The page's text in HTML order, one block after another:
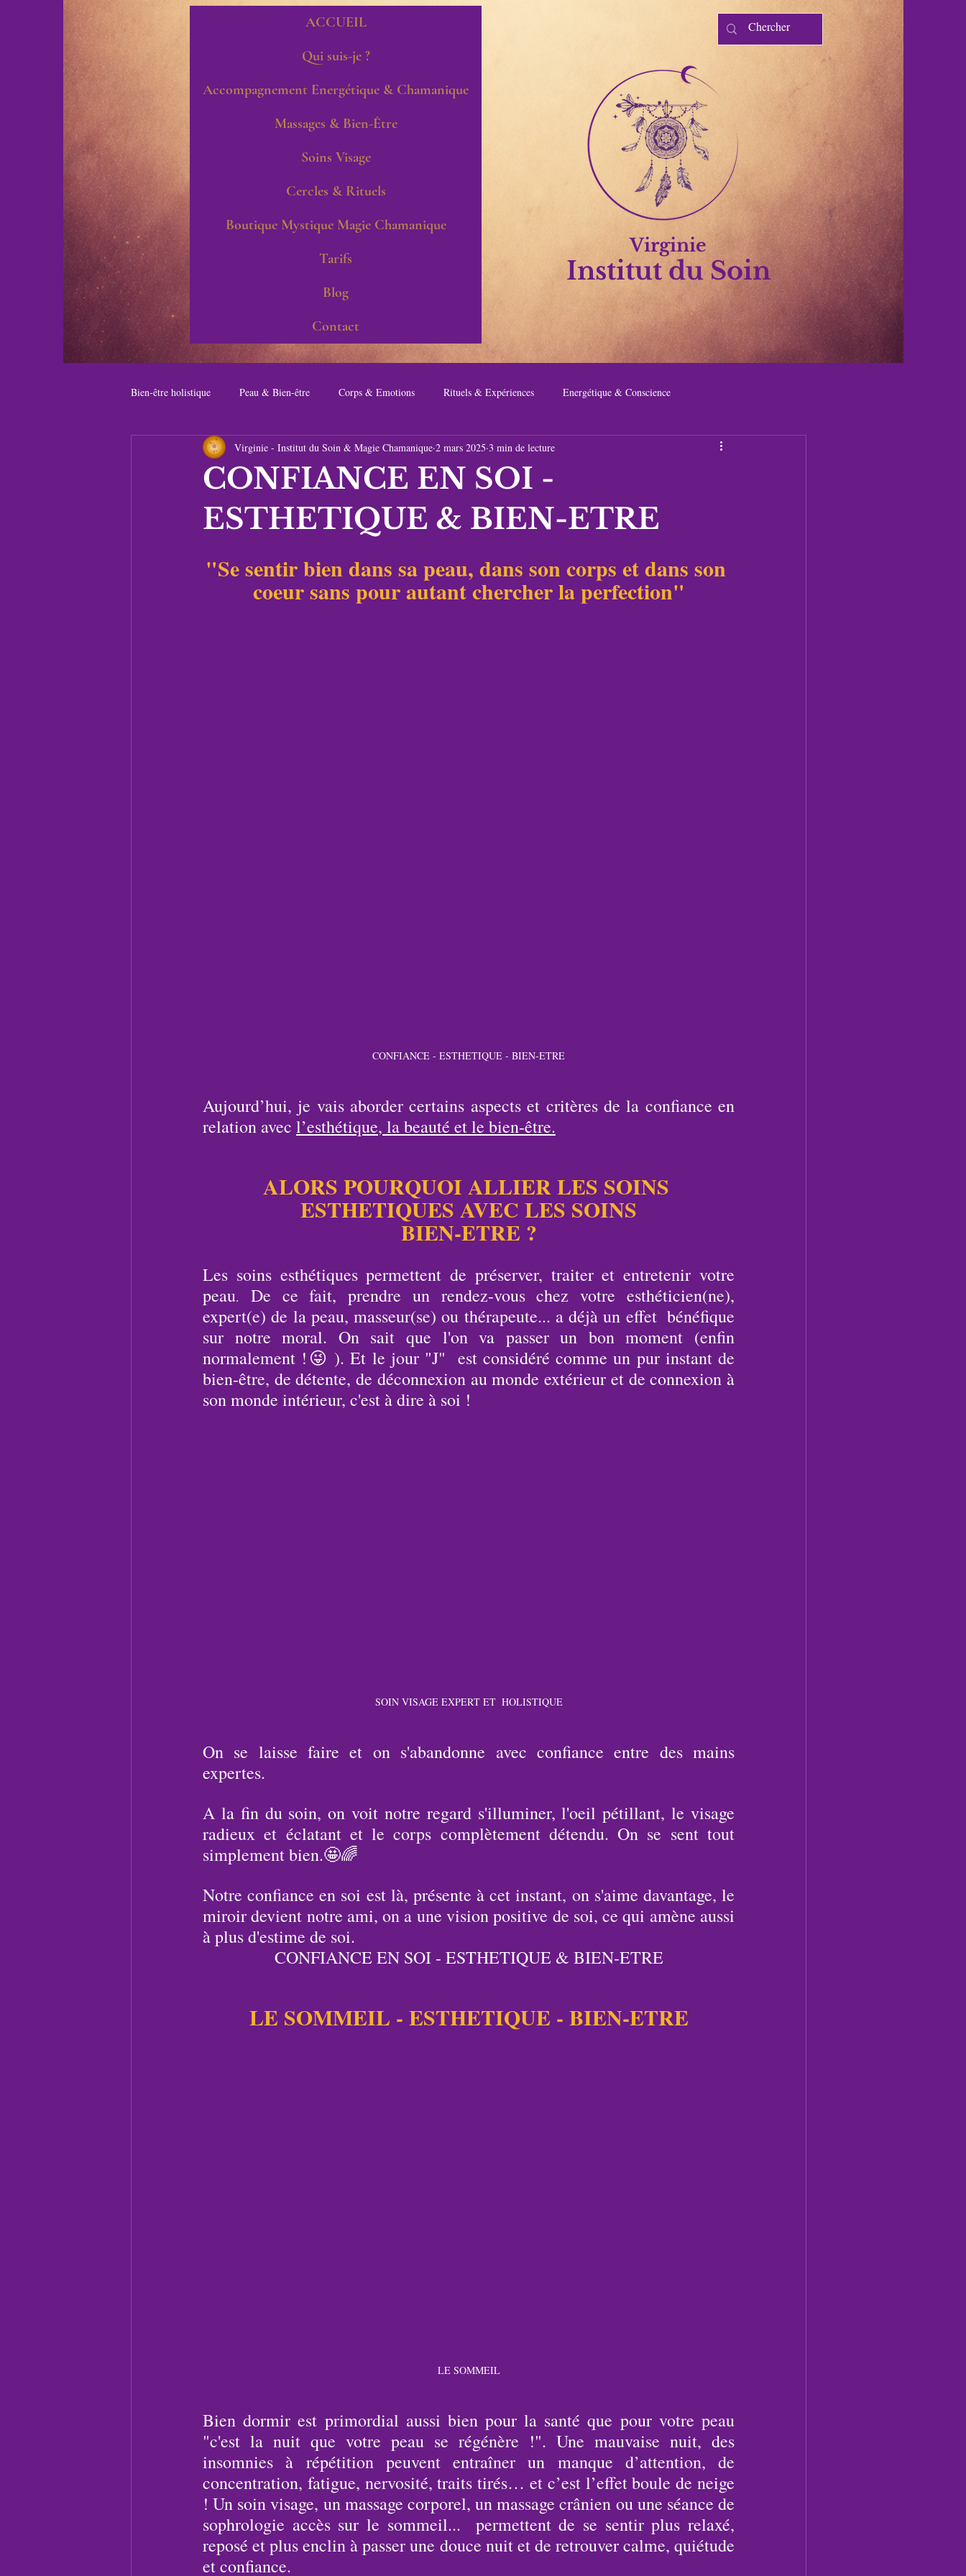
ACCUEIL
Qui suis-je ?
Accompagnement Energétique & Chamanique
Massages & Bien-Être
Soins Visage
Cercles & Rituels
Boutique Mystique Magie Chamanique
Tarifs
Blog
Contact
Virginie
Institut du Soin
Bien-être holistique Peau & Bien-être Corps & Emotions Rituels & Expériences Energétique & Conscience
CONFIANCE EN SOI -
ESTHETIQUE & BIEN-ETRE
Virginie - Institut du Soin & Magie Chamanique 2 mars 2025 3 min de lecture
"Se sentir bien dans sa peau, dans son corps et dans son
coeur sans pour autant chercher la perfection"
CONFIANCE - ESTHETIQUE - BIEN-ETRE
Aujourd’hui, je vais aborder certains aspects et critères de la confiance en
relation avec l’esthétique, la beauté et le bien-être.
ALORS POURQUOI ALLIER LES SOINS
ESTHETIQUES AVEC LES SOINS
BIEN-ETRE ?
Les soins esthétiques permettent de préserver, traiter et entretenir votre
peau.
De ce fait, prendre un rendez-vous chez votre esthéticien(ne),
expert(e) de la peau, masseur(se) ou thérapeute... a déjà un effet  bénéfique
sur notre moral. On sait que l'on va passer un bon moment (enfin
normalement !😜 ). Et le jour "J"  est considéré comme un pur instant de
bien-être, de détente, de déconnexion au monde extérieur et de connexion à
son monde intérieur, c'est à dire à soi !
SOIN VISAGE EXPERT ET  HOLISTIQUE
On se laisse faire et on s'abandonne avec confiance entre des mains
expertes.
A la fin du soin, on voit notre regard s'illuminer, l'oeil pétillant, le visage
radieux et éclatant et le corps complètement détendu. On se sent tout
simplement bien.🤩🌈
Notre confiance en soi est là, présente à cet instant, on s'aime davantage, le
miroir devient notre ami, on a une vision positive de soi, ce qui amène aussi
à plus d'estime de soi.
CONFIANCE EN SOI - ESTHETIQUE & BIEN-ETRE
LE SOMMEIL - ESTHETIQUE - BIEN-ETRE
LE SOMMEIL
Bien dormir est primordial aussi bien pour la santé que pour votre peau
"c'est la nuit que votre peau se régénère !". Une mauvaise nuit, des
insomnies à répétition peuvent entraîner un manque d’attention, de
concentration, fatigue, nervosité, traits tirés… et c’est l’effet boule de neige
! Un soin visage, un massage corporel, un massage crânien ou une séance de
sophrologie accès sur le sommeil...  permettent de se sentir plus relaxé,
reposé et plus enclin à passer une douce nuit et de retrouver calme, quiétude
et confiance.